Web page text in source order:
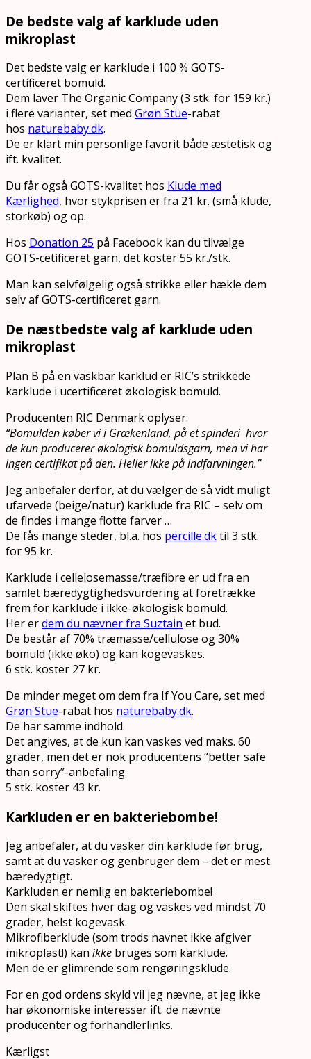
De bedste valg af karklude uden
mikroplast
Det bedste valg er karklude i 100 % GOTS-
certificeret bomuld.
Dem laver The Organic Company (3 stk. for 159 kr.)
i flere varianter, set med Grøn Stue-rabat
hos naturebaby.dk.
De er klart min personlige favorit både æstetisk og
ift. kvalitet.
Du får også GOTS-kvalitet hos Klude med
Kærlighed, hvor stykprisen er fra 21 kr. (små klude,
storkøb) og op.
Hos Donation 25 på Facebook kan du tilvælge
GOTS-cetificeret garn, det koster 55 kr./stk.
Man kan selvfølgelig også strikke eller hækle dem
selv af GOTS-certificeret garn.
De næstbedste valg af karklude uden
mikroplast
Plan B på en vaskbar karklud er RIC’s strikkede
karklude i ucertificeret økologisk bomuld.
Producenten RIC Denmark oplyser:
“Bomulden køber vi i Grækenland, på et spinderi hvor
de kun producerer økologisk bomuldsgarn, men vi har
ingen certifikat på den. Heller ikke på indfarvningen.”
Jeg anbefaler derfor, at du vælger de så vidt muligt
ufarvede (beige/natur) karklude fra RIC – selv om
de findes i mange flotte farver …
De fås mange steder, bl.a. hos percille.dktil 3 stk.
for 95 kr.
Karklude i cellelosemasse/træfibre er ud fra en
samlet bæredygtighedsvurdering at foretrække
frem for karklude i ikke-økologisk bomuld.
Her erdem du nævner fra Suztain et bud.
De består af 70% træmasse/cellulose og 30%
bomuld (ikke øko) og kan kogevaskes.
6 stk. koster 27 kr.
De minder meget om dem fra If You Care, set med
Grøn Stue-rabat hos naturebaby.dk.
De har samme indhold.
Det angives, at de kun kan vaskes ved maks. 60
grader, men det er nok producentens “better safe
than sorry”-anbefaling.
5 stk. koster 43 kr.
Karkluden er en bakteriebombe!
Jeg anbefaler, at du vasker din karklude før brug,
samt at du vasker og genbruger dem – det er mest
bæredygtigt.
Karkluden er nemlig en bakteriebombe!
Den skal skiftes hver dag og vaskes ved mindst 70
grader, helst kogevask.
Mikrofiberklude (som trods navnet ikke afgiver
mikroplast!) kan ikke bruges som karklude.
Men de er glimrende som rengøringsklude.
For en god ordens skyld vil jeg nævne, at jeg ikke
har økonomiske interesser ift. de nævnte
producenter og forhandlerlinks.
Kærligst